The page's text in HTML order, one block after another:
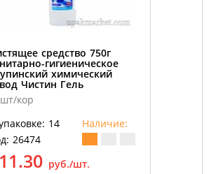
средство 750г
гигиеническое
химический
Чистин Гель
кор
14
Наличие:
26474
руб./шт.